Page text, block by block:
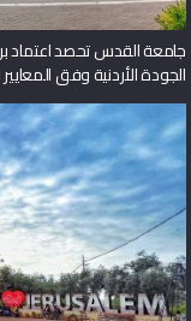
جامعة القدس تحصد اعتماد
الجودة الأردنية وفق